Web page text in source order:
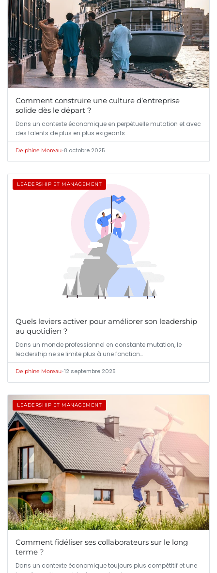
Comment construire une culture d’entreprise
solide dès le départ ?
Dans un contexte économique en perpétuelle mutation et avec
des talents de plus en plus exigeants…
Delphine Moreau•8 octobre 2025
LEADERSHIP ET MANAGEMENT
Quels leviers activer pour améliorer son leadership
au quotidien ?
Dans un monde professionnel en constante mutation, le
leadership ne se limite plus à une fonction…
Delphine Moreau•12 septembre 2025
LEADERSHIP ET MANAGEMENT
Comment fidéliser ses collaborateurs sur le long
terme ?
Dans un contexte économique toujours plus compétitif et une